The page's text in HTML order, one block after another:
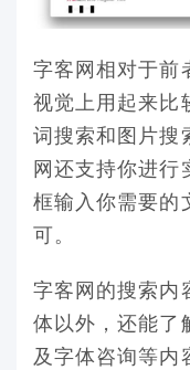
字客网相对于前
视觉上用起来比
词搜索和图片搜
网还支持你进行
框输入你需要的
可。
字客网的搜索内
体以外，还能了
及字体咨询等内